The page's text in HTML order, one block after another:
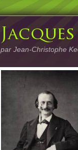
par Jean-Christophe